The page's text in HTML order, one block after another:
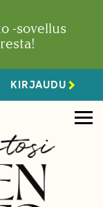
-sovellus
KIRJAUDU